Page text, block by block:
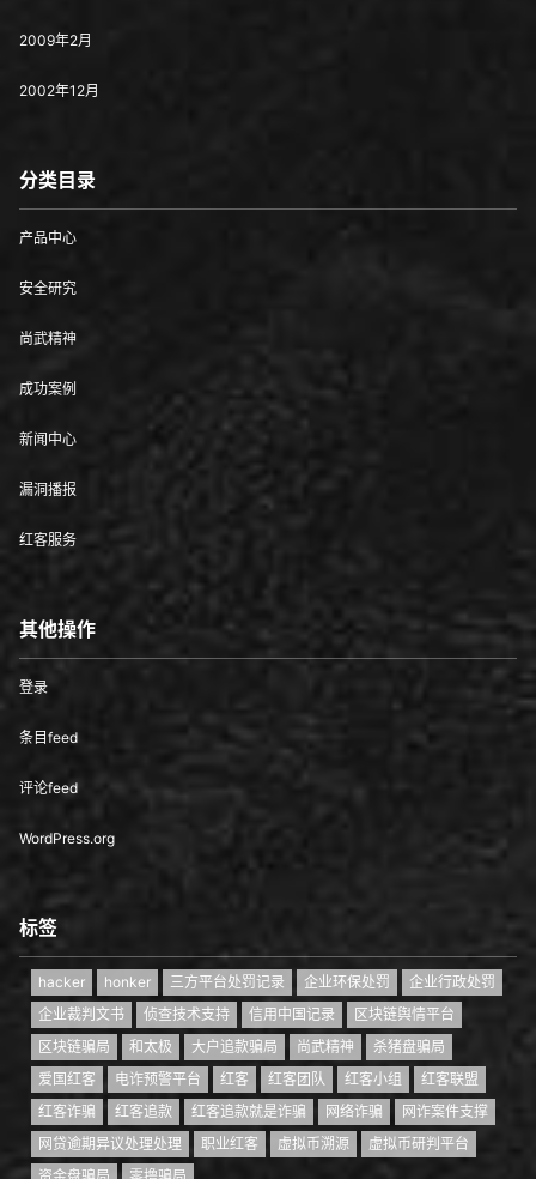
2009年2月
2002年12月
分类目录
产品中心
安全研究
尚武精神
成功案例
新闻中心
漏洞播报
红客服务
其他操作
登录
条目feed
评论feed
WordPress.org
标签
hacker honker 三方平台处罚记录 企业环保处罚
企业行政处罚
企业裁判文书
侦查技术支持 信用中国记录
区块链舆情平台
区块链骗局
和太极 大户追款骗局 尚武精神
杀猪盘骗局
爱国红客
电诈预警平台 红客 红客团队 红客小组
红客联盟
红客诈骗
红客追款 红客追款就是诈骗 网络诈骗
网诈案件支撑
网贷逾期异议处理处理
职业红客 虚拟币溯源
虚拟币研判平台